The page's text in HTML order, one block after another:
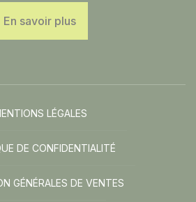
En savoir plus
LÉGALES
DE CONFIDENTIALITÉ
GÉNÉRALES DE VENTES